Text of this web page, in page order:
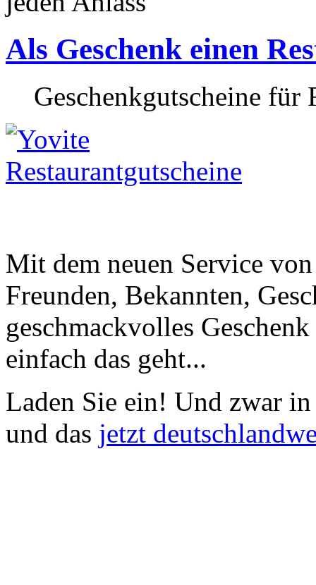
Als Geschenk einen
Geschenkgutscheine für
Mit dem neuen Service
Freunden, Bekannten,
geschmackvolles
einfach das geht...
Laden Sie ein! Und zwar in
und das jetzt